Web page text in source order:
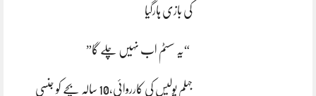
کی بازی ہارگیا
“یہ سسٹم اب نہیں چلے گا”
جہلم پولیس کی کارروائی،10 سالہ بچے کو جنسی